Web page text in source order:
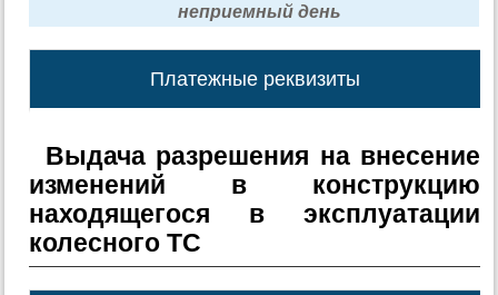
неприемный день
Платежные реквизиты
Выдача разрешения на внесение
изменений в конструкцию
находящегося в эксплуатации
колесного ТС